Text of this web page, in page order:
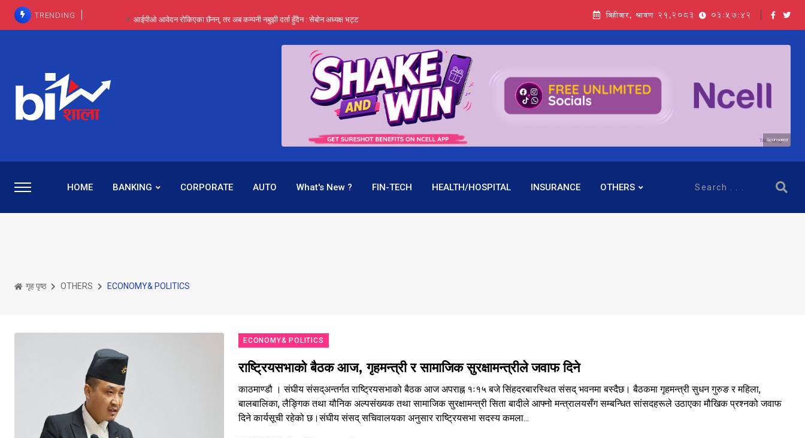
TRENDING आईपीओ आवेदन रोकिएका छैनन्, तर अब कम्पनी नबुझी दर्ता हुँदैन : सेबोन अध्यक्ष भट्ट
पाँच वर्षसम्म अदालत मौन, पद सकिएपछि महाप्रसाद ‘योग्य’ !
प्रभू बैंकका सञ्चालक बस्नेतमाथि राष्ट्र बैंकको ‘कन्सर्न’, प्रवक्ता भन्छन्- समूह फेरेर सञ्चालक पदमा बस्न मिल्दैन
५-६ वर्षदेखि बढुवा नहुँदा निराश थिइन् रश्मी, जागिर परिवर्तनको प्रयास पनि असफल
बिहीबार, श्रावण २१,२०८३ 03:57:43
Sponsored
HOME BANKING CORPORATE AUTO What's New ? FIN-TECH HEALTH/HOSPITAL INSURANCE OTHERS
गृह पृष्ठ OTHERS ECONOMY& POLITICS
ECONOMY& POLITICS
राष्ट्रियसभाको बैठक आज, गृहमन्त्री र सामाजिक सुरक्षामन्त्रीले जवाफ दिने
काठमाण्डौ । संघीय संसद्अन्तर्गत राष्ट्रियसभाको बैठक आज अपराह्न १ः१५ बजे सिंहदरबारस्थित संसद् भवनमा बस्दैछ। बैठकमा गृहमन्त्री सुधन गुरुङ र महिला,
बालबालिका, लैङ्गिक तथा यौनिक अल्पसंख्यक तथा सामाजिक सुरक्षामन्त्री सिता बादीले आफ्नो मन्त्रालयसँग सम्बन्धित सांसदहरूले उठाएका मौखिक प्रश्नको जवाफ
दिने कार्यसूची रहेको छ।संघीय संसद् सचिवालयका अनुसार राष्ट्रियसभा सदस्य कमला...